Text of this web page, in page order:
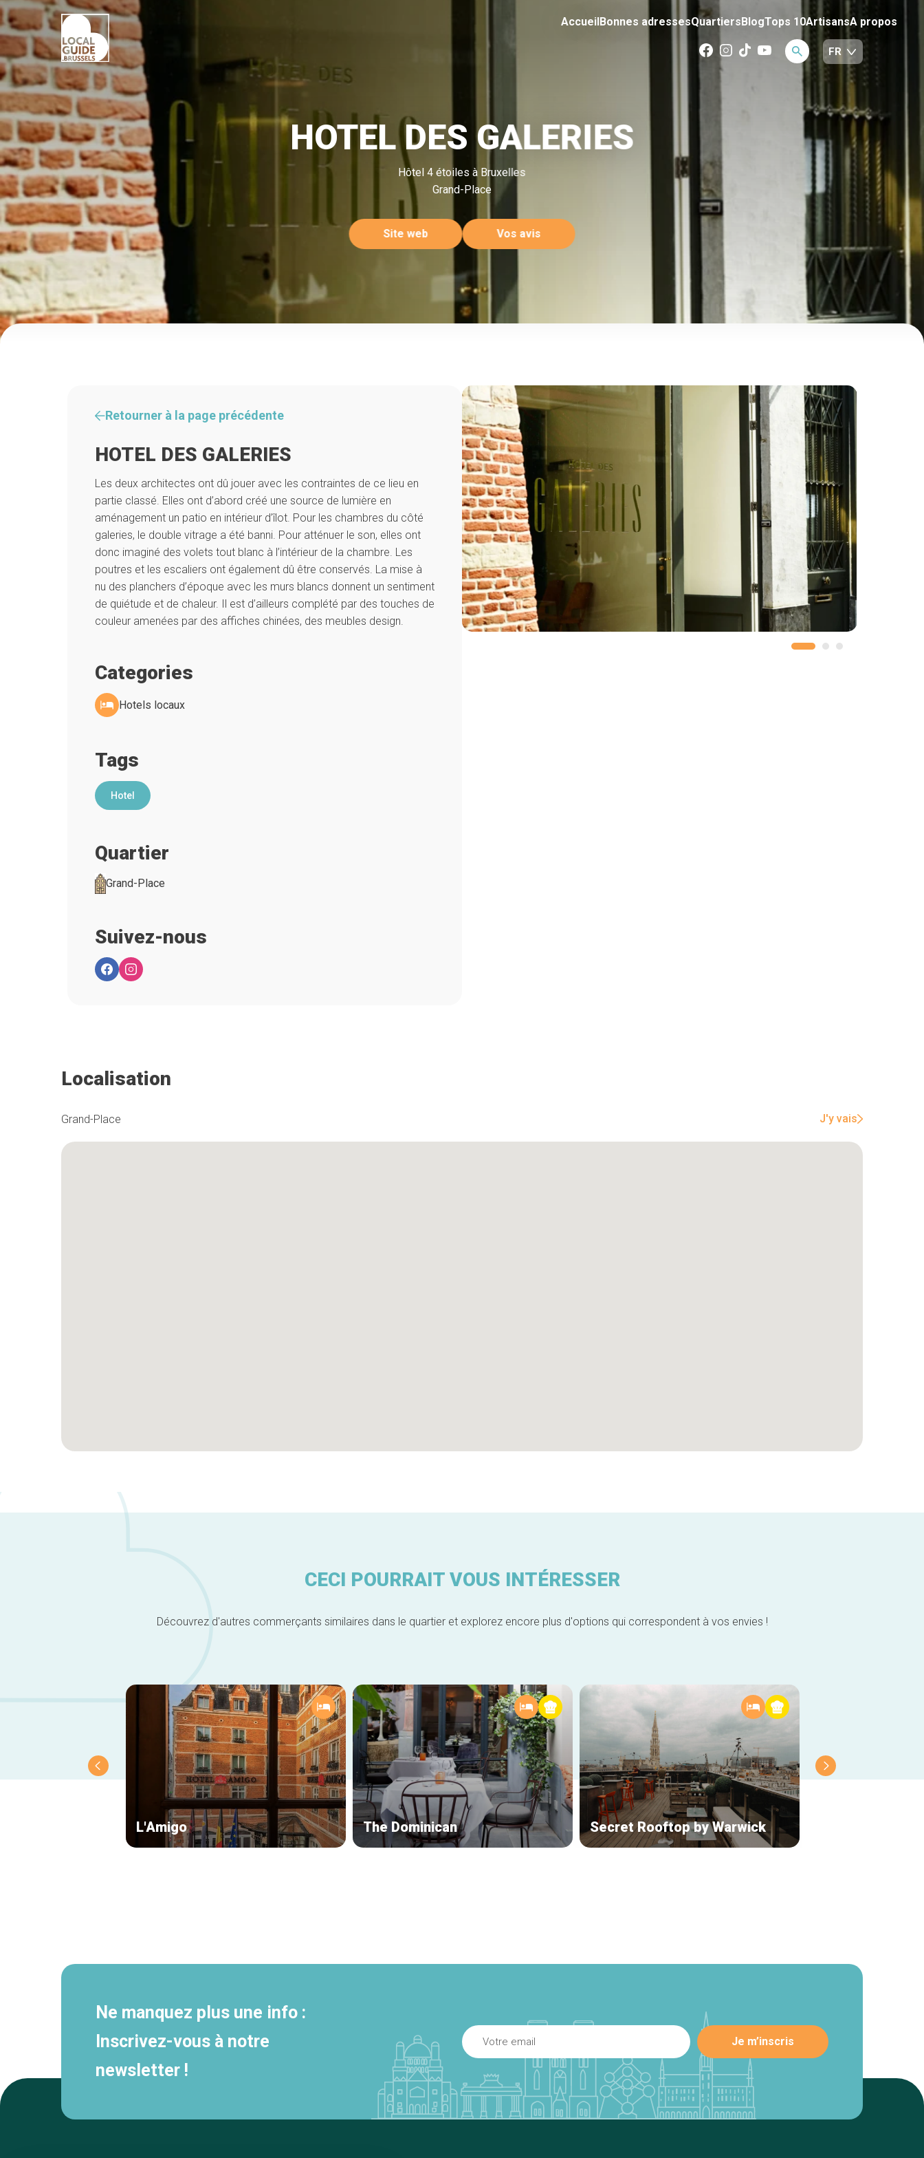
AccueilBonnes adressesQuartiersBlogTops 10ArtisansA propos
HOTEL DES GALERIES
Hôtel 4 étoiles à Bruxelles
Grand-Place
Site web Vos avis
Retourner à la page précédente
HOTEL DES GALERIES
Les deux architectes ont dû jouer avec les contraintes de ce lieu en
partie classé. Elles ont d’abord créé une source de lumière en
aménagement un patio en intérieur d’îlot. Pour les chambres du côté
galeries, le double vitrage a été banni. Pour atténuer le son, elles ont
donc imaginé des volets tout blanc à l’intérieur de la chambre. Les
poutres et les escaliers ont également dû être conservés. La mise à
nu des planchers d’époque avec les murs blancs donnent un sentiment
de quiétude et de chaleur. Il est d’ailleurs complété par des touches de
couleur amenées par des affiches chinées, des meubles design.
Categories
Hotels locaux
Tags
Hotel
Quartier
Grand-Place
Suivez-nous
Localisation
Grand-Place J'y vais
CECI POURRAIT VOUS INTÉRESSER
Découvrez d'autres commerçants similaires dans le quartier et explorez encore plus d'options qui correspondent à vos envies !
L'Amigo The Dominican Secret Rooftop by Warwick
Ne manquez plus une info :
Inscrivez-vous à notre
newsletter !